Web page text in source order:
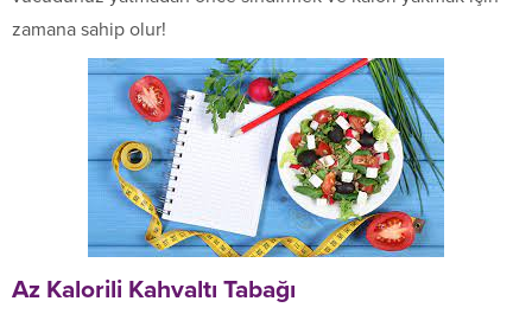
zamana sahip olur!
Az Kalorili Kahvaltı Tabağı